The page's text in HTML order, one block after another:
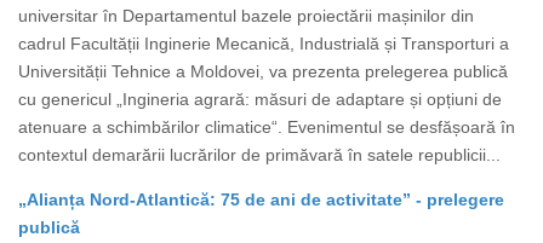
universitar în Departamentul bazele proiectării mașinilor din
cadrul Facultății Inginerie Mecanică, Industrială și Transporturi a
Universității Tehnice a Moldovei, va prezenta prelegerea publică
cu genericul „Ingineria agrară: măsuri de adaptare și opțiuni de
atenuare a schimbărilor climatice“. Evenimentul se desfășoară în
contextul demarării lucrărilor de primăvară în satele republicii...
„Alianța Nord-Atlantică: 75 de ani de activitate” - prelegere
publică